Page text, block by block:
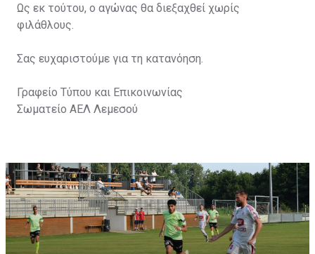
Ως εκ τούτου, ο αγώνας θα διεξαχθεί χωρίς
φιλάθλους.
Σας ευχαριστούμε για τη κατανόηση.
Γραφείο Τύπου και Επικοινωνίας
Σωματείο ΑΕΛ Λεμεσού